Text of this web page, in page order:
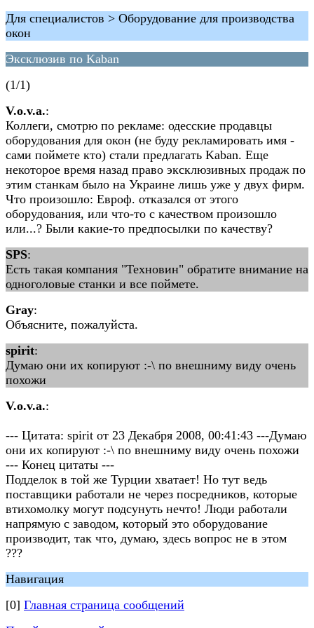
Для специалистов > Оборудование для производства
окон
Эксклюзив по Kaban
(1/1)
V.o.v.a.:
Коллеги, смотрю по рекламе: одесские продавцы
оборудования для окон (не буду рекламировать имя -
сами поймете кто) стали предлагать Kaban. Еще
некоторое время назад право эксклюзивных продаж по
этим станкам было на Украине лишь уже у двух фирм.
Что произошло: Евроф. отказался от этого
оборудования, или что-то с качеством произошло
или...? Были какие-то предпосылки по качеству?
SPS:
Есть такая компания "Техновин" обратите внимание на
одноголовые станки и все поймете.
Gray:
Объясните, пожалуйста.
spirit:
Думаю они их копируют :-\ по внешниму виду очень
похожи
V.o.v.a.:
--- Цитата: spirit от 23 Декабря 2008, 00:41:43 ---Думаю
они их копируют :-\ по внешниму виду очень похожи
--- Конец цитаты ---
Подделок в той же Турции хватает! Но тут ведь
поставщики работали не через посредников, которые
втихомолку могут подсунуть нечто! Люди работали
напрямую с заводом, который это оборудование
производит, так что, думаю, здесь вопрос не в этом
???
Навигация
[0] Главная страница сообщений